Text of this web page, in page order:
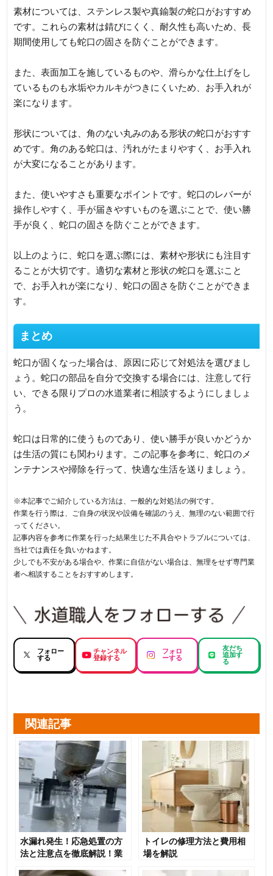
素材については、ステンレス製や真鍮製の蛇口がおすすめ
です。これらの素材は錆びにくく、耐久性も高いため、長
期間使用しても蛇口の固さを防ぐことができます。
また、表面加工を施しているものや、滑らかな仕上げをし
ているものも水垢やカルキがつきにくいため、お手入れが
楽になります。
形状については、角のない丸みのある形状の蛇口がおすす
めです。角のある蛇口は、汚れがたまりやすく、お手入れ
が大変になることがあります。
また、使いやすさも重要なポイントです。蛇口のレバーが
操作しやすく、手が届きやすいものを選ぶことで、使い勝
手が良く、蛇口の固さを防ぐことができます。
以上のように、蛇口を選ぶ際には、素材や形状にも注目す
ることが大切です。適切な素材と形状の蛇口を選ぶこと
で、お手入れが楽になり、蛇口の固さを防ぐことができま
す。
まとめ
蛇口が固くなった場合は、原因に応じて対処法を選びまし
ょう。蛇口の部品を自分で交換する場合には、注意して行
い、できる限りプロの水道業者に相談するようにしましょ
う。
蛇口は日常的に使うものであり、使い勝手が良いかどうか
は生活の質にも関わります。この記事を参考に、蛇口のメ
ンテナンスや掃除を行って、快適な生活を送りましょう。
※本記事でご紹介している方法は、一般的な対処法の例です。
作業を行う際は、ご自身の状況や設備を確認のうえ、無理のない範囲で行
ってください。
記事内容を参考に作業を行った結果生じた不具合やトラブルについては、
当社では責任を負いかねます。
少しでも不安がある場合や、作業に自信がない場合は、無理をせず専門業
者へ相談することをおすすめします。
フォロー
する
チャンネル
登録する
フォロ
ーする
友だち
追加す
る
関連記事
水漏れ発生！応急処置の方
法と注意点を徹底解説！業
トイレの修理方法と費用相
場を解説